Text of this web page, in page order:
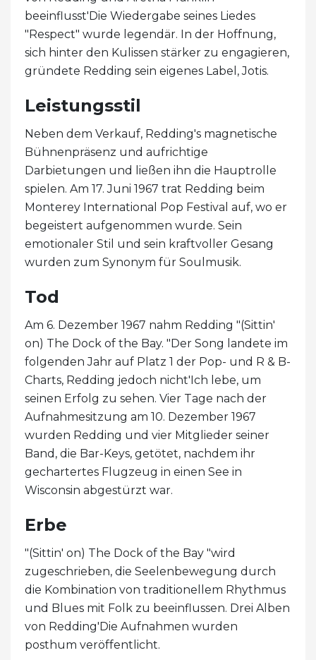
beeinflusst'Die Wiedergabe seines Liedes
"Respect" wurde legendär. In der Hoffnung,
sich hinter den Kulissen stärker zu engagieren,
gründete Redding sein eigenes Label, Jotis.
Leistungsstil
Neben dem Verkauf, Redding's magnetische
Bühnenpräsenz und aufrichtige
Darbietungen und ließen ihn die Hauptrolle
spielen. Am 17. Juni 1967 trat Redding beim
Monterey International Pop Festival auf, wo er
begeistert aufgenommen wurde. Sein
emotionaler Stil und sein kraftvoller Gesang
wurden zum Synonym für Soulmusik.
Tod
Am 6. Dezember 1967 nahm Redding "(Sittin'
on) The Dock of the Bay. "Der Song landete im
folgenden Jahr auf Platz 1 der Pop- und R & B-
Charts, Redding jedoch nicht'Ich lebe, um
seinen Erfolg zu sehen. Vier Tage nach der
Aufnahmesitzung am 10. Dezember 1967
wurden Redding und vier Mitglieder seiner
Band, die Bar-Keys, getötet, nachdem ihr
gechartertes Flugzeug in einen See in
Wisconsin abgestürzt war.
Erbe
"(Sittin' on) The Dock of the Bay "wird
zugeschrieben, die Seelenbewegung durch
die Kombination von traditionellem Rhythmus
und Blues mit Folk zu beeinflussen. Drei Alben
von Redding'Die Aufnahmen wurden
posthum veröffentlicht.